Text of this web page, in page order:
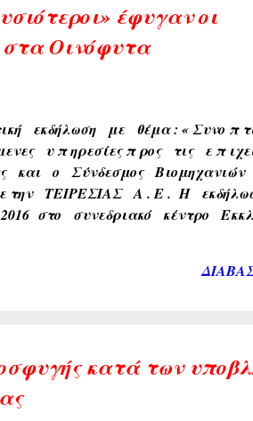
έφυγαν οι
στα Οινόφυτα
εκδήλωση με θέμα : « Συνο π
υ π ηρεσίες π ρος τις ε π
και ο Σύνδεσμος Βιομηχανιών
την ΤΕΙΡΕΣΙΑΣ Α . Ε . Η
στο συνεδριακό κέντρο
κατά των